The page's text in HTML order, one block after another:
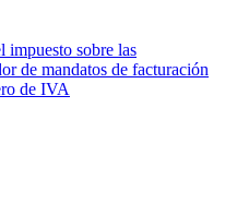
impuesto sobre las
de mandatos de facturación
de IVA